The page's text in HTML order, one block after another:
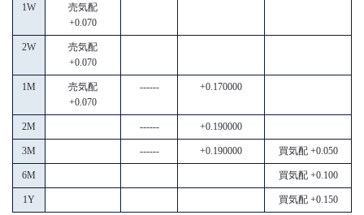
1W
売気配
+0.070
2W
売気配
+0.070
1M
売気配
+0.070
------ +0.170000
2M ------ +0.190000
3M ------ +0.190000 買気配 +0.050
6M 買気配 +0.100
1Y 買気配 +0.150